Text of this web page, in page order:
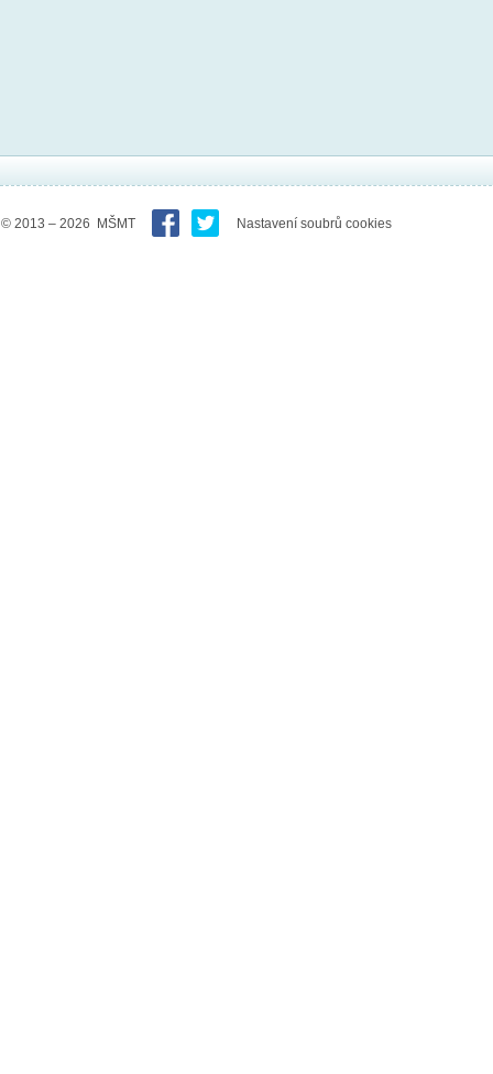
© 2013 – 2026 MŠMT Nastavení soubrů cookies